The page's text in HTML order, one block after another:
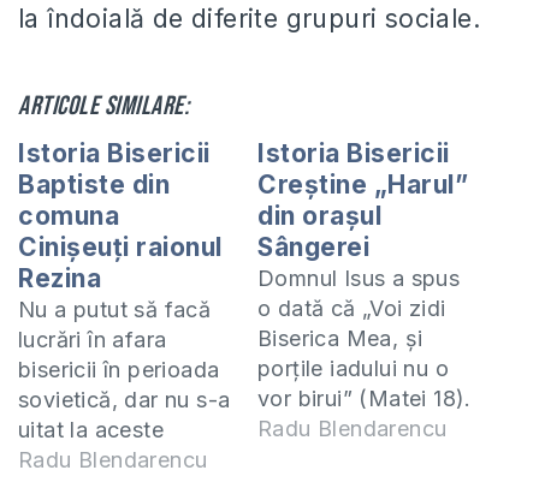
la îndoială de diferite grupuri sociale.
Articole similare:
Istoria Bisericii
Baptiste din
comuna
Cinișeuți raionul
Rezina
Nu a putut să facă
lucrări în afara
bisericii în perioada
sovietică, dar nu s-a
uitat la aceste
piedici și vestea
Radu Blendarencu
Istoria Bisericii
Creştine „Harul”
din oraşul
Sângerei
Domnul Isus a spus
o dată că „Voi zidi
Biserica Mea, şi
porţile iadului nu o
vor birui” (Matei 18).
Acest lucru l-a
Radu Blendarencu